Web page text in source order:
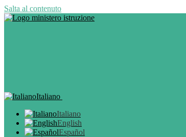
Salta al contenuto
Italiano
Italiano
English
Español